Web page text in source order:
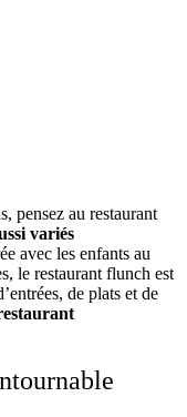
pensez au restaurant
variés
avec les enfants au
le restaurant flunch est
de plats et de